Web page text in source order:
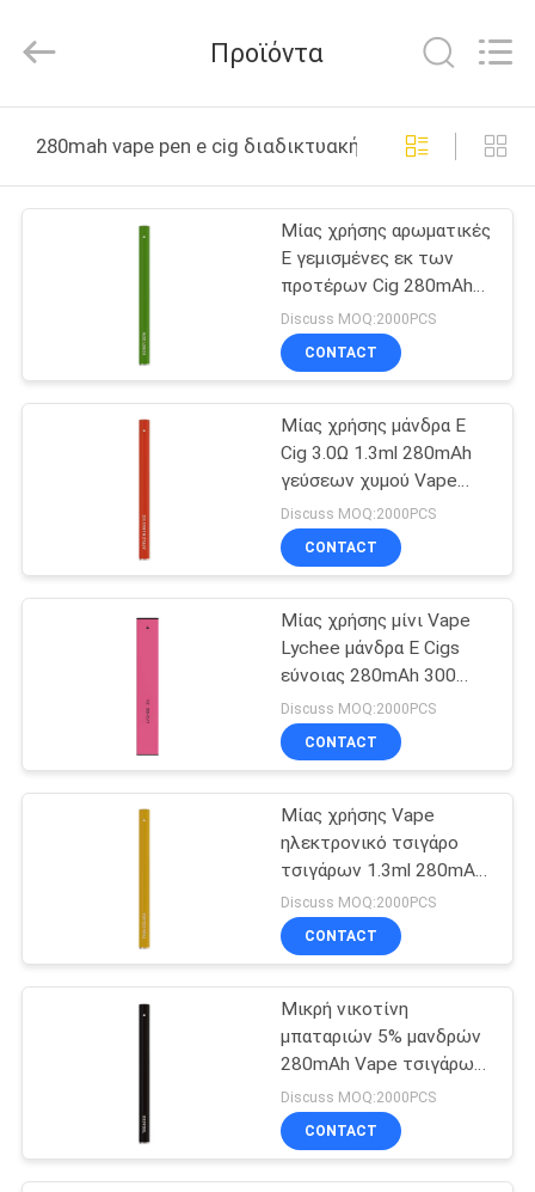
ΠΡΟΪΌΝΤΑ
ΠΕΡΊΠΟΥ
ΕΜΕΊΣ
ΕΡΓΟΣΤΑΣΊΩΝ
ΠΟΙΟΤΙΚΌΣ
ΈΛΕΓΧΟΣ
ΖΗΤΉΣΤΕ
ΑΠΌΣΠΑΣΜΑ
POLICY
Ltd..
Developed
Προϊόντα
280mah vape pen e cig διαδικτυακή κατασκευή
Μίας χρήσης αρωματικές
Ε γεμισμένες εκ των
προτέρων Cig 280mAh
500 Vape δροσιάς
μελιού ριπές μανδρών
Discuss MOQ:2000PCS
CONTACT
Μίας χρήσης μάνδρα Ε
Cig 3.0Ω 1.3ml 280mAh
γεύσεων χυμού Vape
φρούτων
Discuss MOQ:2000PCS
CONTACT
Μίας χρήσης μίνι Vape
Lychee μάνδρα Ε Cigs
εύνοιας 280mAh 300
ριπές
Discuss MOQ:2000PCS
CONTACT
Μίας χρήσης Vape
ηλεκτρονικό τσιγάρο
τσιγάρων 1.3ml 280mAh
Pina Colada μανδρών
ηλεκτρονικό
Discuss MOQ:2000PCS
CONTACT
Μικρή νικοτίνη
μπαταριών 5% μανδρών
280mAh Vape τσιγάρων
μανδρών Ε 1.3ml
Discuss MOQ:2000PCS
CONTACT